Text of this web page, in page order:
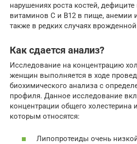
нарушениях роста костей,
витаминов C и B12 в пище, анемии
также в редких случаях
Как сдается анализ?
Исследование на концентрацию
женщин выполняется в ходе
биохимического анализа с
профиля. Данное исследование
концентрации общего холестерина
которым относятся:
Липопротеиды очень